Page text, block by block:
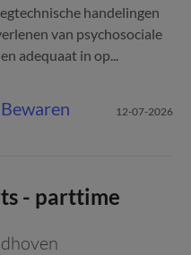
handelingen
van psychosociale
adequaat in op...
Bewaren 12-07-2026
- parttime